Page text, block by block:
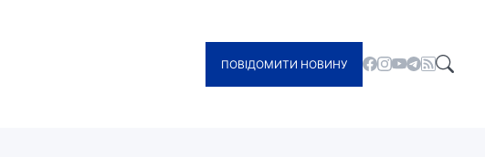
ПОВІДОМИТИ НОВИНУ